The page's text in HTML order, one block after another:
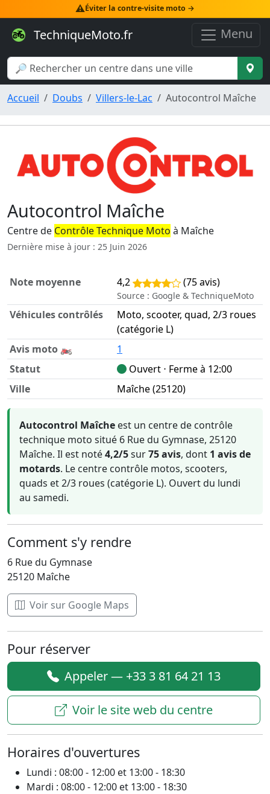
⚠️Éviter la contre-visite moto →
TechniqueMoto.fr Menu
Accueil Doubs Villers-le-Lac Autocontrol Maîche
Autocontrol Maîche
Centre de Contrôle Technique Moto à Maîche
Dernière mise à jour : 25 Juin 2026
Informations clés sur Autocontrol Maîche
Note moyenne 4,2 (75 avis)
Source : Google & TechniqueMoto
Véhicules contrôlés
Moto, scooter, quad, 2/3 roues
(catégorie L)
Avis moto 🏍️
1
Statut
Ouvert ⋅ Ferme à 12:00
Ville
Maîche (25120)
Autocontrol Maîche est un centre de contrôle
technique moto situé 6 Rue du Gymnase, 25120
Maîche. Il est noté4,2/5sur75 avis, dont 1 avis de
motards. Le centre contrôle motos, scooters,
quads et 2/3 roues (catégorie L). Ouvert du lundi
au samedi.
Comment s'y rendre
6 Rue du Gymnase
25120 Maîche
Voir sur Google Maps
Pour réserver
Appeler — +33 3 81 64 21 13
Voir le site web du centre
Horaires d'ouvertures
Lundi : 08:00 - 12:00 et 13:00 - 18:30
Mardi : 08:00 - 12:00 et 13:00 - 18:30